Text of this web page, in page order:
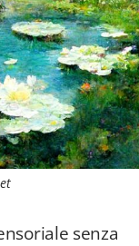
senza